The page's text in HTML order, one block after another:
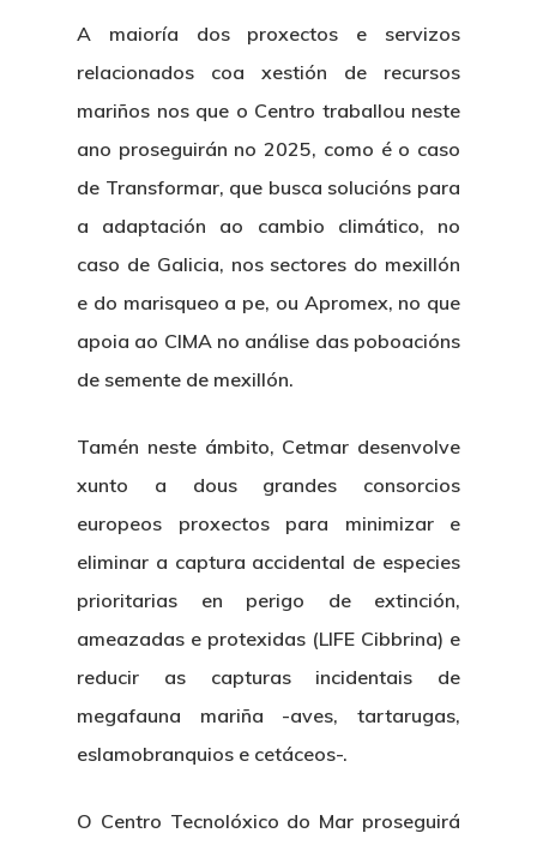
A maioría dos proxectos e servizos
relacionados coa xestión de recursos
mariños nos que o Centro traballou neste
ano proseguirán no 2025, como é o caso
de Transformar, que busca solucións para
a adaptación ao cambio climático, no
caso de Galicia, nos sectores do mexillón
e do marisqueo a pe, ou Apromex, no que
apoia ao CIMA no análise das poboacións
de semente de mexillón.
Tamén neste ámbito, Cetmar desenvolve
xunto a dous grandes consorcios
europeos proxectos para minimizar e
eliminar a captura accidental de especies
prioritarias en perigo de extinción,
ameazadas e protexidas (LIFE Cibbrina) e
reducir as capturas incidentais de
megafauna mariña -aves, tartarugas,
eslamobranquios e cetáceos-.
O Centro Tecnolóxico do Mar proseguirá